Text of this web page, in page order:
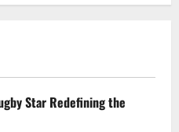
Star Redefining the